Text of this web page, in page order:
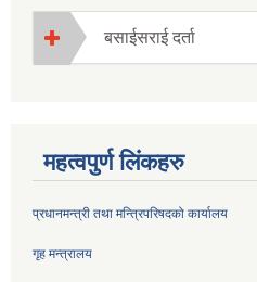
बसाईसराई दर्ता
महत्वपुर्ण लिंकहरु
प्रधानमन्त्री तथा मन्त्रिपरिषदको कार्यालय
गृह मन्त्रालय